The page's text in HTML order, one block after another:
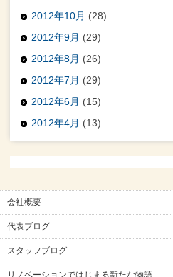
2012年10月 (28)
2012年9月 (29)
2012年8月 (26)
2012年7月 (29)
2012年6月 (15)
2012年4月 (13)
会社概要
代表ブログ
スタッフブログ
リノベーションではじまる新たな物語